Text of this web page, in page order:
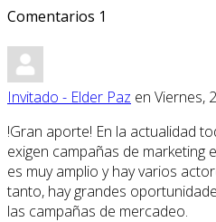
Comentarios 1
Invitado - Elder Paz en Viernes,
!Gran aporte! En la actualidad
exigen campañas de marketing
es muy amplio y hay varios
tanto, hay grandes
las campañas de mercadeo.